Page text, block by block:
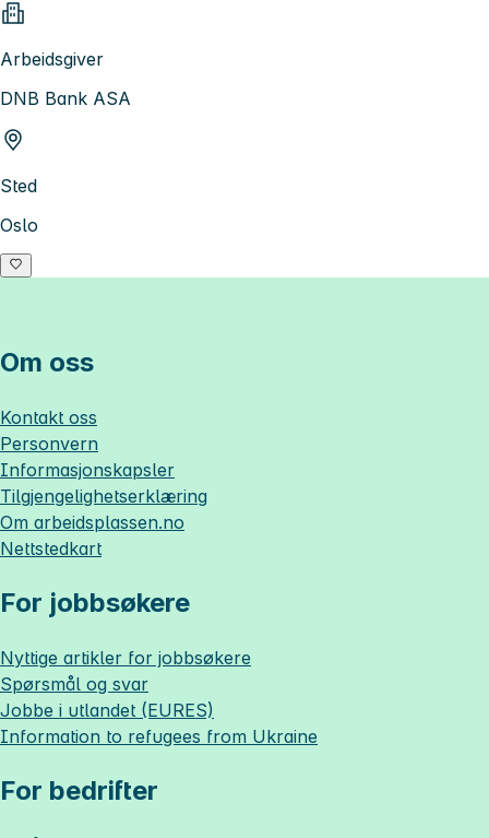
Arbeidsgiver
DNB Bank ASA
Sted
Oslo
Om oss
Kontakt oss
Personvern
Informasjonskapsler
Tilgjengelighetserklæring
Om arbeidsplassen.no
Nettstedkart
For jobbsøkere
Nyttige artikler for jobbsøkere
Spørsmål og svar
Jobbe i utlandet (EURES)
Information to refugees from Ukraine
For bedrifter